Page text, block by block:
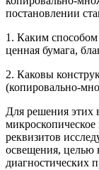
постановлении
1. Каким
ценная бумага,
2. Каковы
(копировально-
Для решения этих
реквизитов
освещения, целью
диагностических